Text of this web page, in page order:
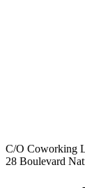
C/O Coworking
28 Boulevard